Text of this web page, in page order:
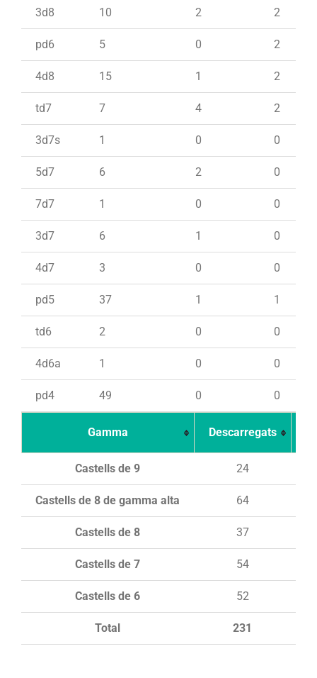
3d8 10 2 2
pd6 5 0 2
4d8 15 1 2
td7 7 4 2
3d7s 1 0 0
5d7 6 2 0
7d7 1 0 0
3d7 6 1 0
4d7 3 0 0
pd5 37 1 1
td6 2 0 0
4d6a 1 0 0
pd4 49 0 0
Gamma Descarregats
Total 231
Castells de 9 24
Castells de 8 de gamma alta 64
Castells de 8 37
Castells de 7 54
Castells de 6 52